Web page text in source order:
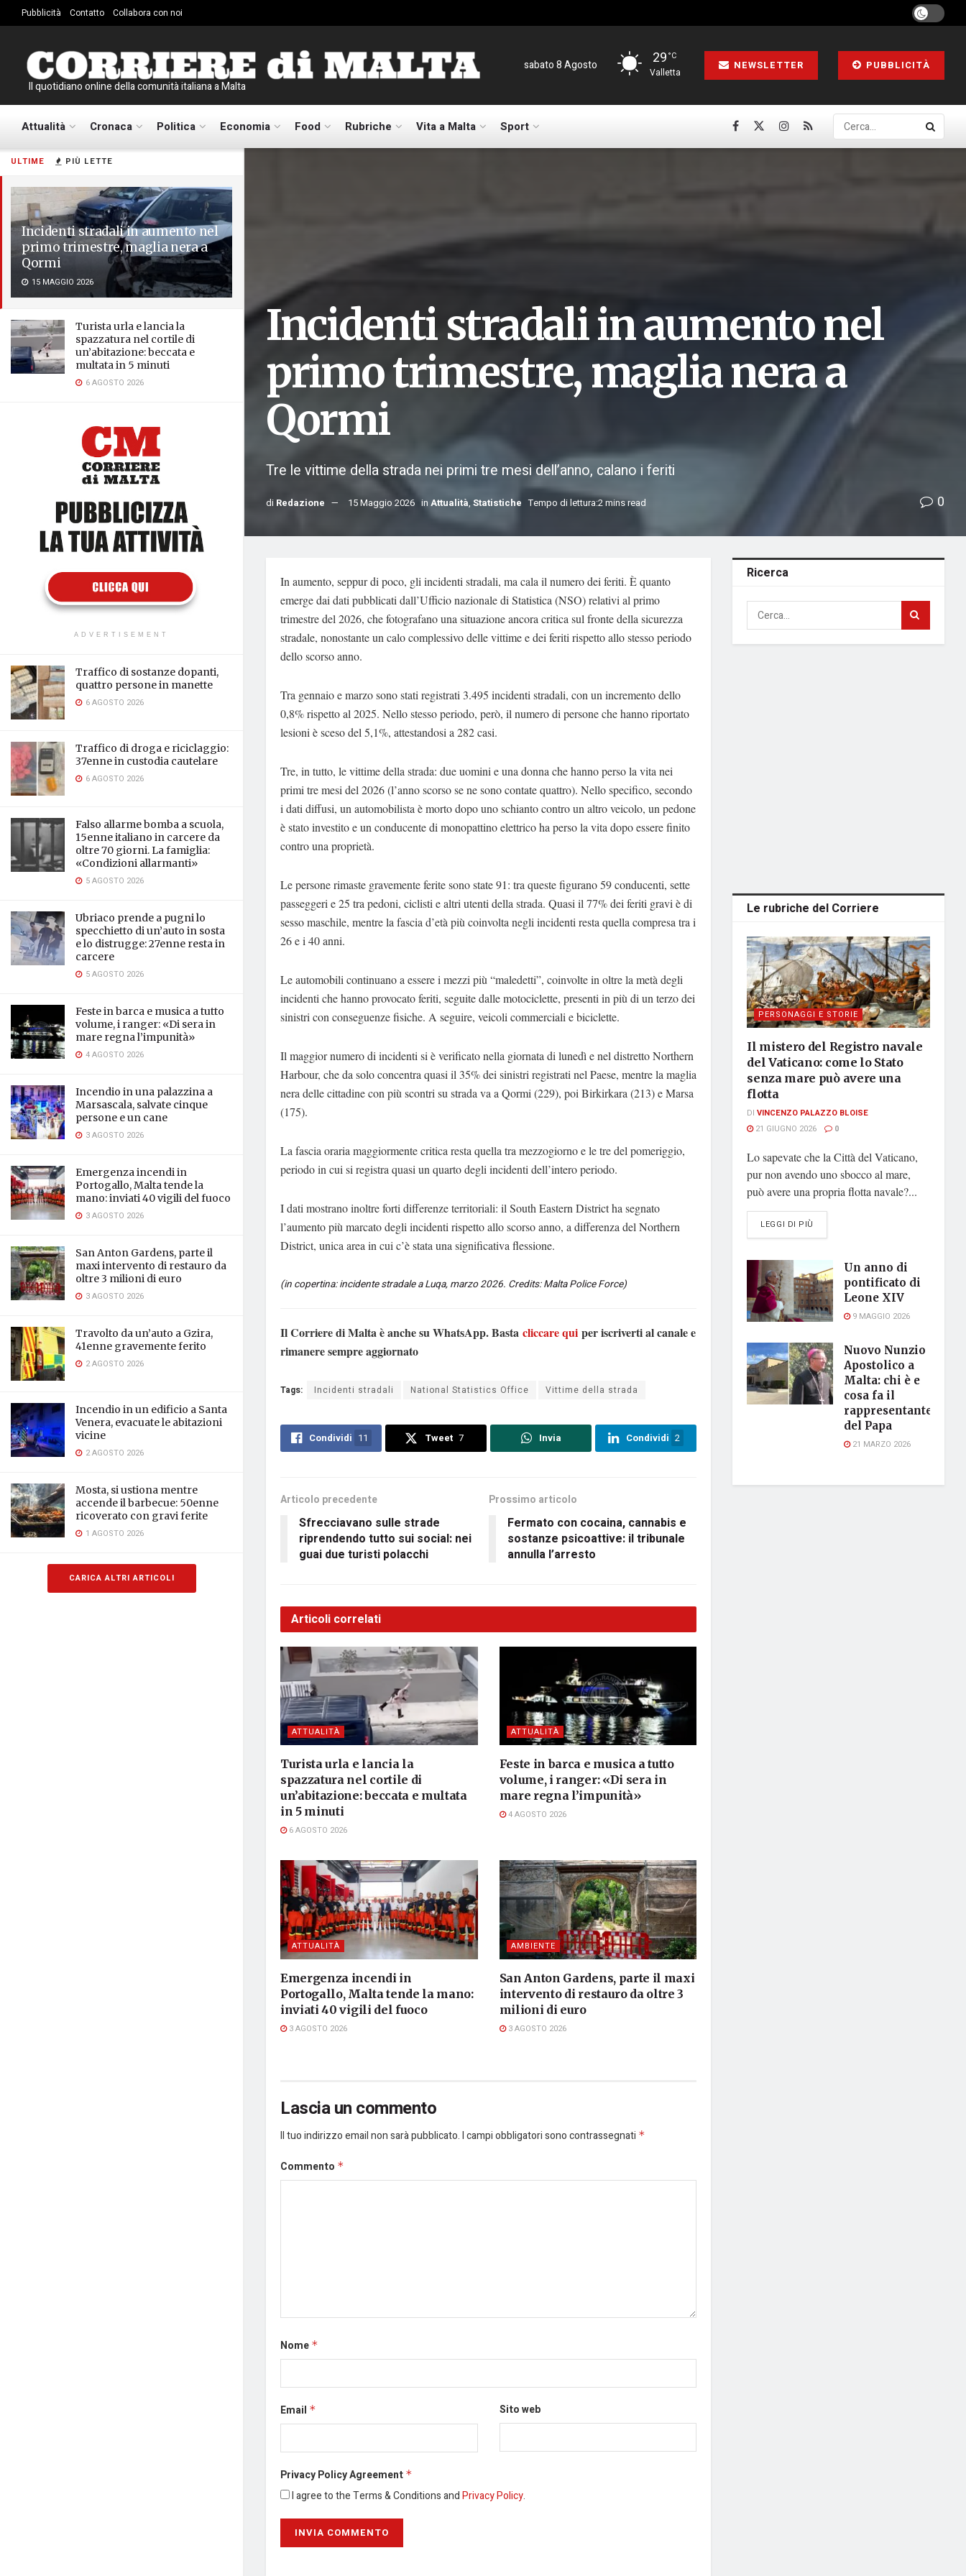
ULTIME PIÙ LETTE
Incidenti stradali in aumento nel
primo trimestre, maglia nera a
Qormi
15 MAGGIO 2026
Turista urla e lancia la
spazzatura nel cortile di
un’abitazione: beccata e
multata in 5 minuti
6 AGOSTO 2026
ADVERTISEMENT
Traffico di sostanze dopanti,
quattro persone in manette
6 AGOSTO 2026
Traffico di droga e riciclaggio:
37enne in custodia cautelare
6 AGOSTO 2026
Falso allarme bomba a scuola,
15enne italiano in carcere da
oltre 70 giorni. La famiglia:
«Condizioni allarmanti»
5 AGOSTO 2026
Ubriaco prende a pugni lo
specchietto di un’auto in sosta
e lo distrugge: 27enne resta in
carcere
5 AGOSTO 2026
Feste in barca e musica a tutto
volume, i ranger: «Di sera in
mare regna l’impunità»
4 AGOSTO 2026
Incendio in una palazzina a
Marsascala, salvate cinque
persone e un cane
3 AGOSTO 2026
Emergenza incendi in
Portogallo, Malta tende la
mano: inviati 40 vigili del fuoco
3 AGOSTO 2026
San Anton Gardens, parte il
maxi intervento di restauro da
oltre 3 milioni di euro
3 AGOSTO 2026
Travolto da un’auto a Gzira,
41enne gravemente ferito
2 AGOSTO 2026
Incendio in un edificio a Santa
Venera, evacuate le abitazioni
vicine
2 AGOSTO 2026
Mosta, si ustiona mentre
accende il barbecue: 50enne
ricoverato con gravi ferite
1 AGOSTO 2026
CARICA ALTRI ARTICOLI
Pubblicità Contatto Collabora con noi
Il quotidiano online della comunità italiana a Malta
sabato 8 Agosto 29°C
Valletta
NEWSLETTER PUBBLICITÀ
Attualità Cronaca Politica Economia Food Rubriche Vita a Malta Sport
Incidenti stradali in aumento nel
primo trimestre, maglia nera a
Qormi
Tre le vittime della strada nei primi tre mesi dell’anno, calano i feriti
di Redazione 15 Maggio 2026 in Attualità, Statistiche Tempo di lettura:2 mins read 0
In aumento, seppur di poco, gli incidenti stradali, ma cala il numero dei feriti. È quanto
emerge dai dati pubblicati dall’Ufficio nazionale di Statistica (NSO) relativi al primo
trimestre del 2026, che fotografano una situazione ancora critica sul fronte della sicurezza
stradale, nonostante un calo complessivo delle vittime e dei feriti rispetto allo stesso periodo
dello scorso anno.
Tra gennaio e marzo sono stati registrati 3.495 incidenti stradali, con un incremento dello
0,8% rispetto al 2025. Nello stesso periodo, però, il numero di persone che hanno riportato
lesioni è sceso del 5,1%, attestandosi a 282 casi.
Tre, in tutto, le vittime della strada: due uomini e una donna che hanno perso la vita nei
primi tre mesi del 2026 (l’anno scorso se ne sono contate quattro). Nello specifico, secondo
i dati diffusi, un automobilista è morto dopo uno schianto contro un altro veicolo, un pedone
è stato investito e un conducente di monopattino elettrico ha perso la vita dopo essere finito
contro una proprietà.
Le persone rimaste gravemente ferite sono state 91: tra queste figurano 59 conducenti, sette
passeggeri e 25 tra pedoni, ciclisti e altri utenti della strada. Quasi il 77% dei feriti gravi è di
sesso maschile, mentre la fascia d’età più coinvolta negli incidenti resta quella compresa tra i
26 e i 40 anni.
Le automobili continuano a essere i mezzi più “maledetti”, coinvolte in oltre la metà degli
incidenti che hanno provocato feriti, seguite dalle motociclette, presenti in più di un terzo dei
sinistri con conseguenze fisiche. A seguire, veicoli commerciali e biciclette.
Il maggior numero di incidenti si è verificato nella giornata di lunedì e nel distretto Northern
Harbour, che da solo concentra quasi il 35% dei sinistri registrati nel Paese, mentre la maglia
nera delle cittadine con più scontri su strada va a Qormi (229), poi Birkirkara (213) e Marsa
(175).
La fascia oraria maggiormente critica resta quella tra mezzogiorno e le tre del pomeriggio,
periodo in cui si registra quasi un quarto degli incidenti dell’intero periodo.
I dati mostrano inoltre forti differenze territoriali: il South Eastern District ha segnato
l’aumento più marcato degli incidenti rispetto allo scorso anno, a differenza del Northern
District, unica area in cui c’è stata una significativa flessione.
(in copertina: incidente stradale a Luqa, marzo 2026. Credits: Malta Police Force)
Il Corriere di Malta è anche su WhatsApp. Basta cliccare qui per iscriverti al canale e
rimanere sempre aggiornato
Tags: Incidenti stradali National Statistics Office Vittime della strada
Condividi 11 Tweet 7 Invia Condividi 2
Articolo precedente
Sfrecciavano sulle strade
riprendendo tutto sui social: nei
guai due turisti polacchi
Prossimo articolo
Fermato con cocaina, cannabis e
sostanze psicoattive: il tribunale
annulla l’arresto
Articoli correlati
ATTUALITÀ
Turista urla e lancia la
spazzatura nel cortile di
un’abitazione: beccata e multata
in 5 minuti
6 AGOSTO 2026
ATTUALITÀ
Feste in barca e musica a tutto
volume, i ranger: «Di sera in
mare regna l’impunità»
4 AGOSTO 2026
ATTUALITÀ
Emergenza incendi in
Portogallo, Malta tende la mano:
inviati 40 vigili del fuoco
3 AGOSTO 2026
AMBIENTE
San Anton Gardens, parte il maxi
intervento di restauro da oltre 3
milioni di euro
3 AGOSTO 2026
Lascia un commento
Il tuo indirizzo email non sarà pubblicato.I campi obbligatori sono contrassegnati *
Commento *
Nome *
Email * Sito web
Privacy Policy Agreement *
I agree to the Terms & Conditions andPrivacy Policy.
Ricerca
Le rubriche del Corriere
PERSONAGGI E STORIE
Il mistero del Registro navale
del Vaticano: come lo Stato
senza mare può avere una
flotta
DI VINCENZO PALAZZO BLOISE
21 GIUGNO 2026
0
Lo sapevate che la Città del Vaticano,
pur non avendo uno sbocco al mare,
può avere una propria flotta navale?...
LEGGI DI PIÙ
Un anno di
pontificato di
Leone XIV
9 MAGGIO 2026
Nuovo Nunzio
Apostolico a
Malta: chi è e
cosa fa il
rappresentante
del Papa
21 MARZO 2026